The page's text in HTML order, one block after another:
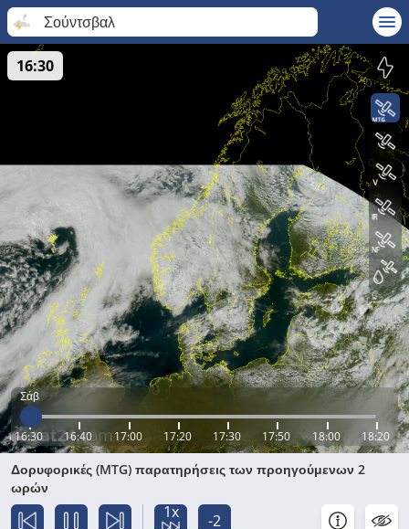
Σούντσβαλ
Σάβ
16:30 16:40 17:00 17:20 17:30 17:50 18:00 18:20
16:30
Δορυφορικές (MTG) παρατηρήσεις των προηγούμενων 2
ωρών
1x
-2